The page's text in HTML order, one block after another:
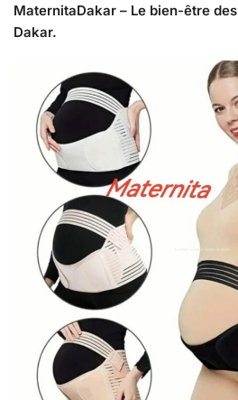
MaternitaDakar – Le bien-être
Dakar.